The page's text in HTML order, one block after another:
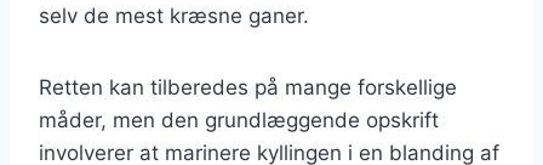
selv de mest kræsne ganer.
Retten kan tilberedes på mange forskellige
måder, men den grundlæggende opskrift
involverer at marinere kyllingen i en blanding af